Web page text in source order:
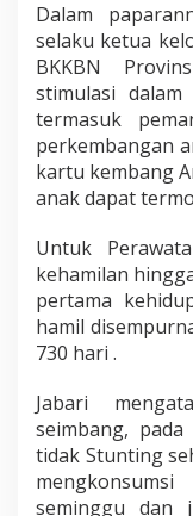
Dalam
selaku ketua
BKKBN
stimulasi
termasuk
perkembangan
kartu kembang
anak dapat
Untuk
kehamilan
pertama
hamil
730 hari .
Jabari
seimbang,
tidak Stunting
seminggu dan